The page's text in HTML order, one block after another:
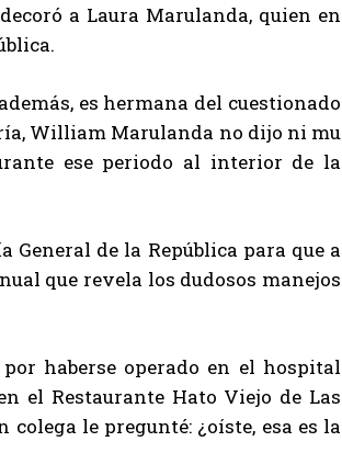
a Laura Marulanda, quien en
es hermana del cuestionado
William Marulanda no dijo ni mu
ese periodo al interior de la
General de la República para que a
que revela los dudosos manejos
haberse operado en el hospital
el Restaurante Hato Viejo de Las
le pregunté: ¿oíste, esa es la